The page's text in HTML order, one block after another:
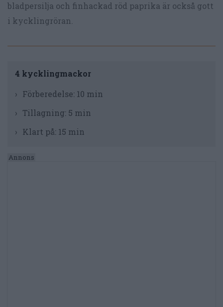
bladpersilja och finhackad röd paprika är också gott
i kycklingröran.
4 kycklingmackor
Förberedelse: 10 min
Tillagning: 5 min
Klart på: 15 min